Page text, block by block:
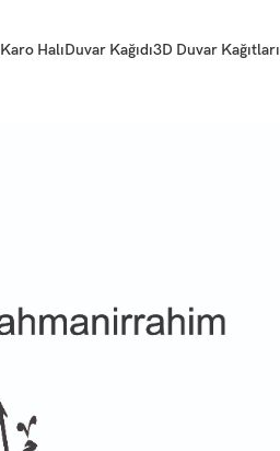
Karo HalıDuvar Kağıdı3D Duvar Kağıtları